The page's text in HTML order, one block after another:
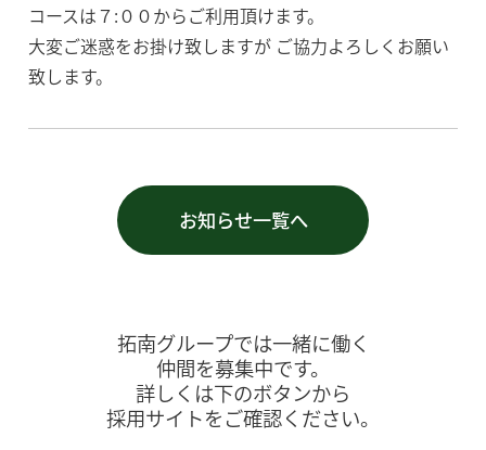
コースは７:００からご利用頂けます。
大変ご迷惑をお掛け致しますが ご協力よろしくお願い
致します。
お知らせ一覧へ
拓南グループでは一緒に働く
仲間を募集中です。
詳しくは下のボタンから
採用サイトをご確認ください。